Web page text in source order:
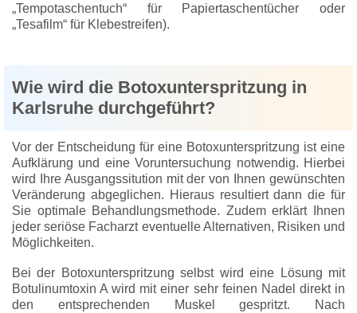
„Tempotaschentuch“ für Papiertaschentücher oder
„Tesafilm“ für Klebestreifen).
Wie wird die Botoxunterspritzung in
Karlsruhe durchgeführt?
Vor der Entscheidung für eine Botoxunterspritzung ist eine
Aufklärung und eine Voruntersuchung notwendig. Hierbei
wird Ihre Ausgangssitution mit der von Ihnen gewünschten
Veränderung abgeglichen. Hieraus resultiert dann die für
Sie optimale Behandlungsmethode. Zudem erklärt Ihnen
jeder seriöse Facharzt eventuelle Alternativen, Risiken und
Möglichkeiten.
Bei der Botoxunterspritzung selbst wird eine Lösung mit
Botulinumtoxin A wird mit einer sehr feinen Nadel direkt in
den entsprechenden Muskel gespritzt. Nach